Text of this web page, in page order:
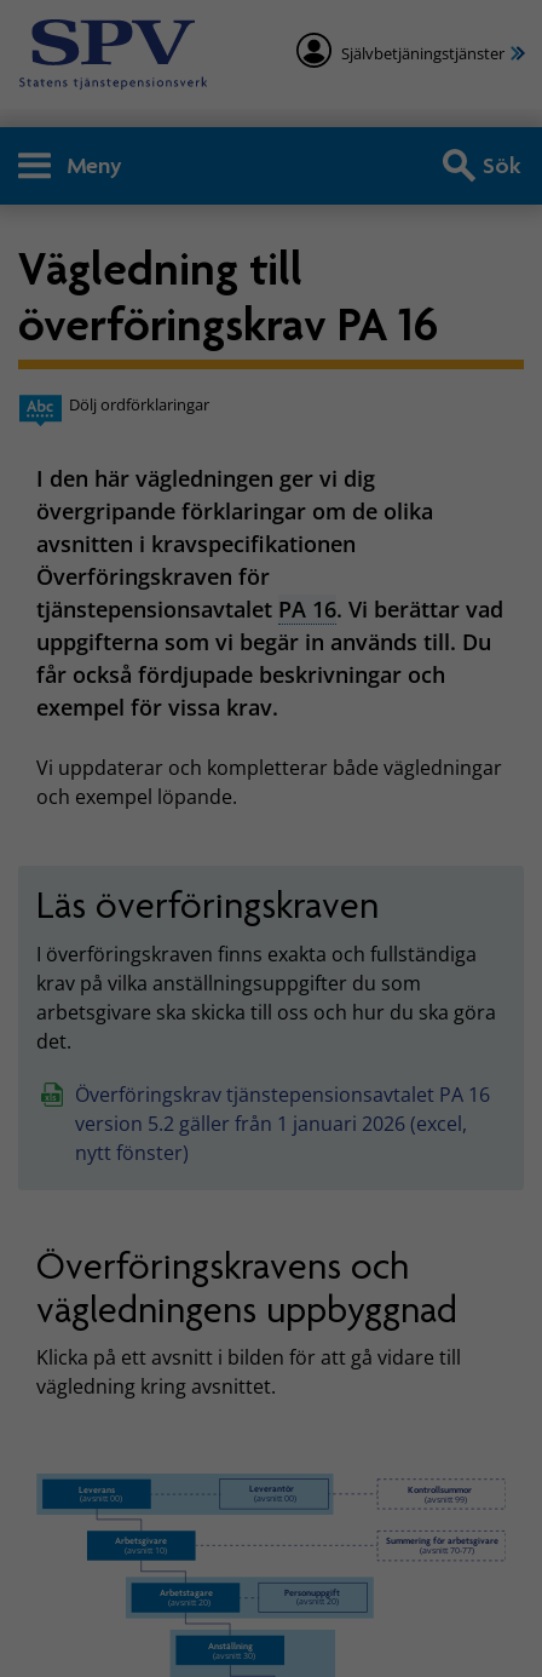
Självbetjäningstjänster
Meny Sök
Vägledning till
överföringskrav PA 16
Dölj ordförklaringar
I den här vägledningen ger vi dig
övergripande förklaringar om de olika
avsnitten i kravspecifikationen
Överföringskraven för
tjänstepensionsavtalet PA 16. Vi berättar vad
uppgifterna som vi begär in används till. Du
får också fördjupade beskrivningar och
exempel för vissa krav.
Vi uppdaterar och kompletterar både vägledningar
och exempel löpande.
Läs överföringskraven
I överföringskraven finns exakta och fullständiga
krav på vilka anställningsuppgifter du som
arbetsgivare ska skicka till oss och hur du ska göra
det.
Överföringskrav tjänstepensionsavtalet PA 16
version 5.2 gäller från 1 januari 2026 (excel,
nytt fönster)
Överföringskravens och
vägledningens uppbyggnad
Klicka på ett avsnitt i bilden för att gå vidare till
vägledning kring avsnittet.